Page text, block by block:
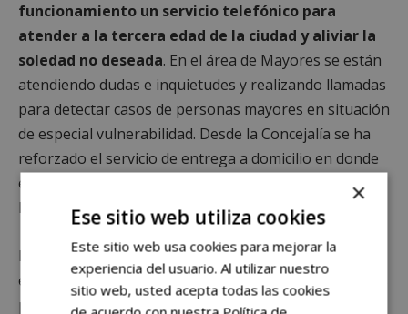
funcionamiento un servicio telefónico para
atender a la tercera edad de la ciudad y aliviar la
soledad no deseada. En el área de Mayores se están
atendiendo dudas e inquietudes y realizando llamadas
para detectar casos de personas mayores en situación
de especial vulnerabilidad. Desde la Concejalía se ha
reforzado el servicio de entrega a domicilio en donde
están colaborando cuerpos de emergencia como el de
Protección Civil.
Los servicios sociales son más necesarios que nunca
en una situación de estas características. Son miles los
profesionales de los servicios sociales en toda España
×
Ese sitio web utiliza cookies
Este sitio web usa cookies para mejorar la
experiencia del usuario. Al utilizar nuestro
sitio web, usted acepta todas las cookies